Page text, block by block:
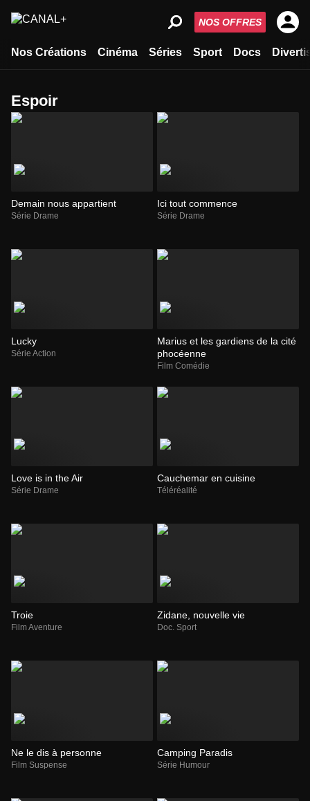
Nos Créations Cinéma Séries Sport Docs
NOS OFFRES
espoir
Demain nous appartient
Série Drame
Ici tout commence
Série Drame
Lucky
Série Action
Marius et les gardiens de la cité
phocéenne
Film Comédie
Love is in the Air
Série Drame
Cauchemar en cuisine
Téléréalité
Troie
Film Aventure
Zidane, nouvelle vie
Doc. Sport
Ne le dis à personne
Film Suspense
Camping Paradis
Série Humour